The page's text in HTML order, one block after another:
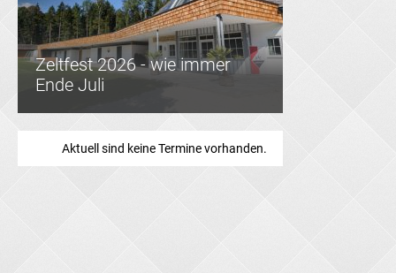
Zeltfest 2026 - wie immer
Ende Juli
Aktuell sind keine Termine vorhanden.